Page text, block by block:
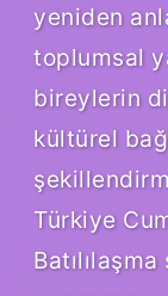
yeniden
toplumsal
bireylerin
kültürel
Türkiye